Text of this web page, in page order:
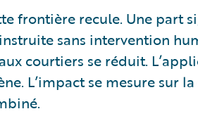
frontière recule. Une part
sans intervention
courtiers se réduit.
L’impact se mesure sur